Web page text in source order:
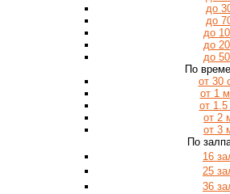
до
до
до
до
до
По
от 30
от 1
от
от 2
от 3
По
16
25
36